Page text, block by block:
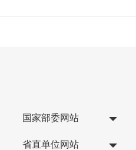
国家部委网站
省直单位网站